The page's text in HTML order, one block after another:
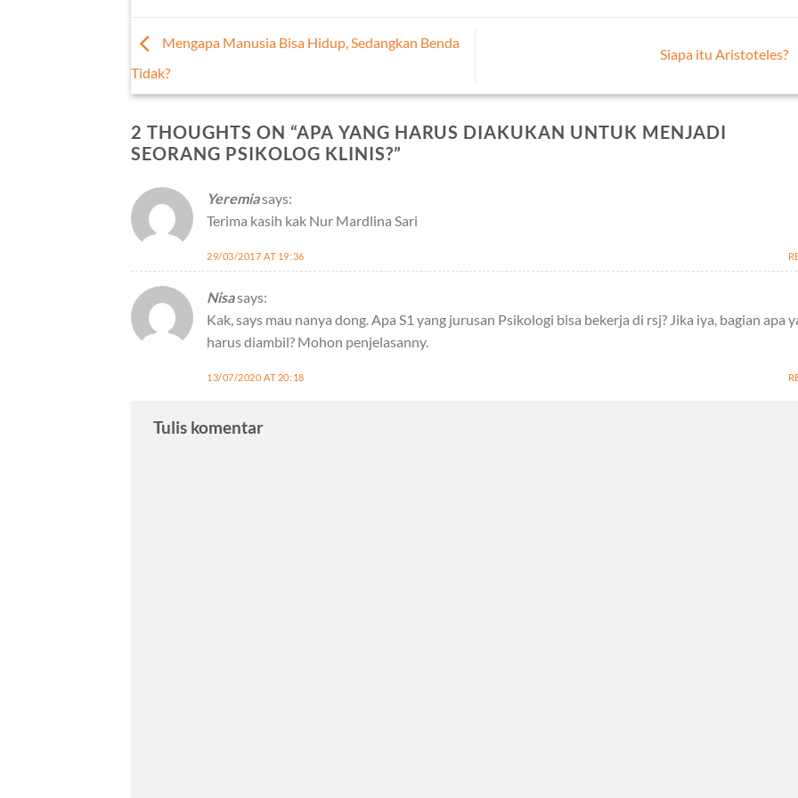
Mengapa Manusia Bisa Hidup, Sedangkan Benda
Tidak?
Siapa itu Aristoteles?
2 THOUGHTS ON “APA YANG HARUS DIAKUKAN UNTUK MENJADI
SEORANG PSIKOLOG KLINIS?”
Yeremiasays:
Terima kasih kak Nur Mardlina Sari
29/03/2017 AT 19:36
Nisasays:
Kak, says mau nanya dong. Apa S1 yang jurusan Psikologi bisa bekerja di rsj? Jika iya, bagian apa
harus diambil? Mohon penjelasanny.
13/07/2020 AT 20:18
Tulis komentar